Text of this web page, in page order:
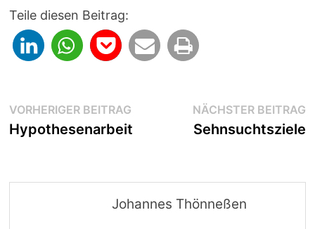
Teile diesen Beitrag:
Beitragsnavigation
VORHERIGER BEITRAG Vorheriger
Beitrag:
Hypothesenarbeit
NÄCHSTER BEITRAG
Sehnsuchtsziele
Johannes Thönneßen